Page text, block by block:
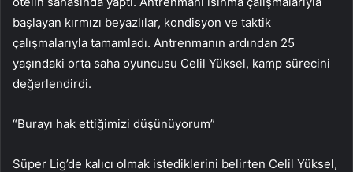
başlayan kırmızı beyazlılar, kondisyon ve taktik
çalışmalarıyla tamamladı. Antrenmanın ardından 25
yaşındaki orta saha oyuncusu Celil Yüksel, kamp sürecini
değerlendirdi.
“Burayı hak ettiğimizi düşünüyorum”
Süper Lig’de kalıcı olmak istediklerini belirten Celil Yüksel,